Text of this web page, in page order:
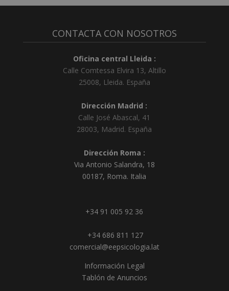
CONTACTA CON NOSOTROS
Oficina central Lleida :
Calle Comtessa Elvira 13, Altillo
25008, Lleida. España
Dirección Madrid :
Calle José Abascal, 41
28003, Madrid. España
Dirección Roma :
Via Antonio Salandra, 18
00187, Roma. Italia
+34 91 005 92 36
+34 686 811 127
comercial@eepsicologia.lat
Información Legal
Tablón de Anuncios